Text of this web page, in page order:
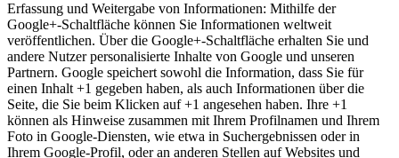
Erfassung und Weitergabe von Informationen: Mithilfe der
Google+-Schaltfläche können Sie Informationen weltweit
veröffentlichen. Über die Google+-Schaltfläche erhalten Sie und
andere Nutzer personalisierte Inhalte von Google und unseren
Partnern. Google speichert sowohl die Information, dass Sie für
einen Inhalt +1 gegeben haben, als auch Informationen über die
Seite, die Sie beim Klicken auf +1 angesehen haben. Ihre +1
können als Hinweise zusammen mit Ihrem Profilnamen und Ihrem
Foto in Google-Diensten, wie etwa in Suchergebnissen oder in
Ihrem Google-Profil, oder an anderen Stellen auf Websites und